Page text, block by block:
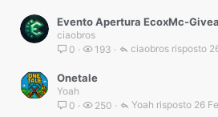
Evento Apertura EcoxMc-
ciaobros
0
193 ciaobros
Onetale
Yoah
0
250 26
Yoah